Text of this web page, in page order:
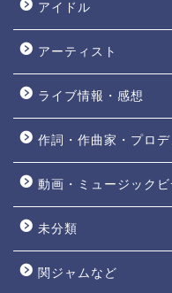
アイドル
アーティスト
ライブ情報・感想
作詞・作曲家・プロ
動画・ミュージックビ
未分類
関ジャムなど